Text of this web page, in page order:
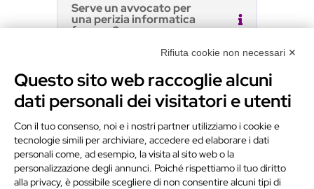
Serve un avvocato per
una perizia informatica
forense?
Nota: le informazioni contenute in
questa pagina hanno finalità
divulgativa e non sostituiscono il
parere di un avvocato o di un
consulente legale. Ogni situazione va
valutata caso per caso.
Rifiuta cookie non necessari ✕
Questo sito web raccoglie alcuni
dati personali dei visitatori e utenti
Con il tuo consenso, noi e i nostri partner utilizziamo i cookie e
tecnologie simili per archiviare, accedere ed elaborare i dati
personali come, ad esempio, la visita al sito web o la
personalizzazione degli annunci. Poiché rispettiamo il tuo diritto
alla privacy, è possibile scegliere di non consentire alcuni tipi di